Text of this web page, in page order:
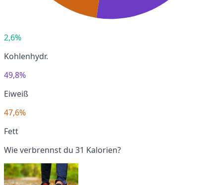
2,6%
Kohlenhydr.
49,8%
Eiweiß
47,6%
Fett
Wie verbrennst du 31 Kalorien?